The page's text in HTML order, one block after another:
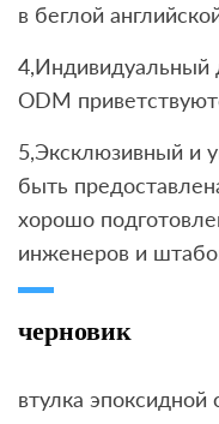
в беглой
4,Индивидуальный
ODM
5,Эксклюзивный и
быть
хорошо
инженеров и
черновик
втулка